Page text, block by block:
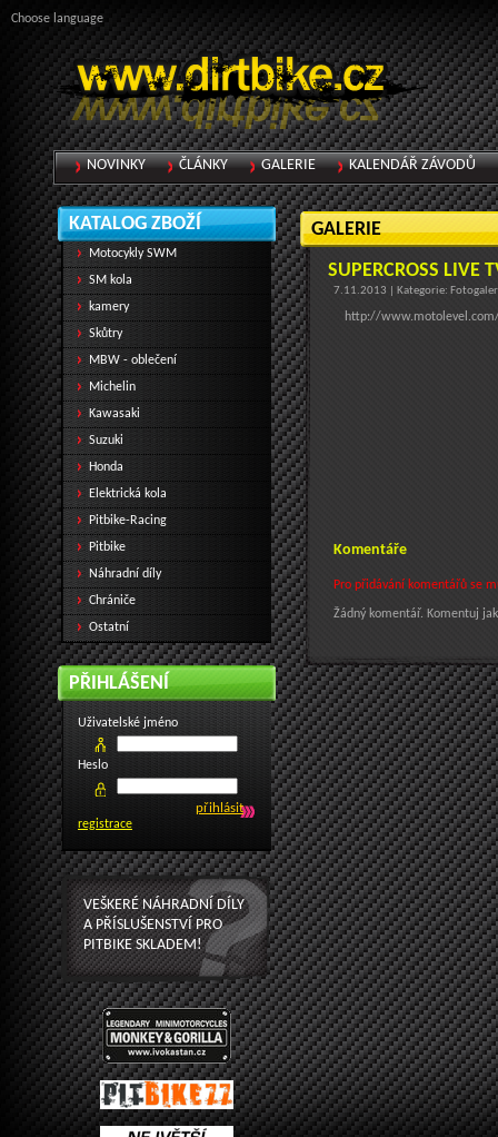
GALERIE
SUPERCROSS LIVE
7.11.2013 | Kategorie:
http://
Komentáře
Pro přidávání komentářů se
Žádný komentář. Komentuj
KATALOG ZBOŽÍ
Motocykly SWM
SM kola
kamery
Skůtry
MBW - oblečení
Michelin
Kawasaki
Suzuki
Honda
Elektrická kola
Pitbike-Racing
Pitbike
Náhradní díly
Chrániče
Ostatní
PŘIHLÁŠENÍ
Uživatelské jméno
Heslo
registrace
VEŠKERÉ NÁHRADNÍ DÍLY
A PŘÍSLUŠENSTVÍ PRO
PITBIKE SKLADEM!
NOVINKY ČLÁNKY GALERIE KALENDÁŘ ZÁVODŮ
Choose language